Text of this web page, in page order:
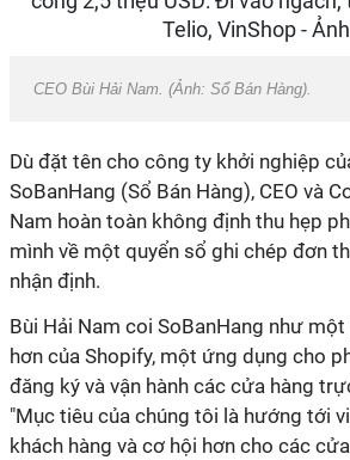
CEO Bùi Hải Nam. (Ảnh: Sổ Bán Hàng).
Dù đặt tên cho công ty khởi nghiệp
SoBanHang (Sổ Bán Hàng), CEO và
Nam hoàn toàn không định thu hẹp
mình về một quyển sổ ghi chép đơn
nhận định.
Bùi Hải Nam coi SoBanHang như
hơn của Shopify, một ứng dụng cho
đăng ký và vận hành các cửa hàng
"Mục tiêu của chúng tôi là hướng tới
khách hàng và cơ hội hơn cho các